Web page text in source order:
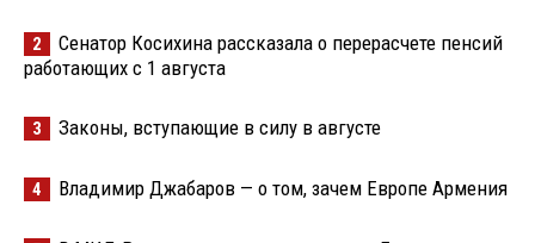
2
Сенатор Косихина рассказала о перерасчете пенсий
работающих с 1 августа
3 Законы, вступающие в силу в августе
4 Владимир Джабаров — о том, зачем Европе Армения